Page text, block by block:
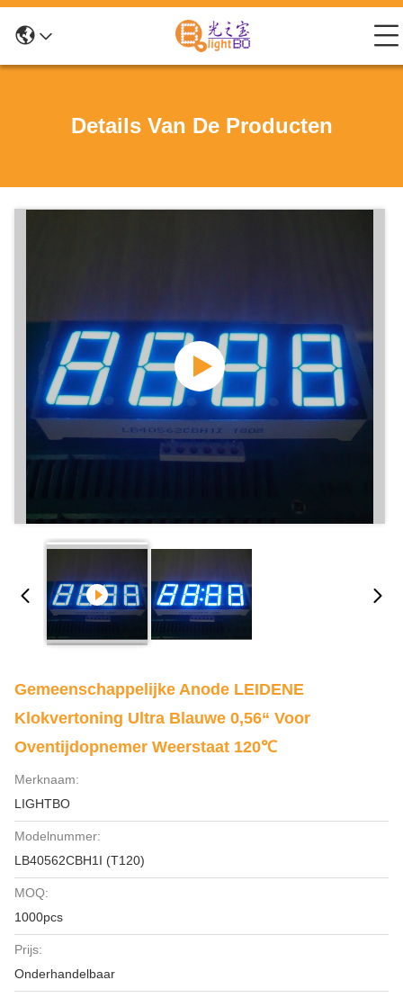
Details Van De Producten
Gemeenschappelijke Anode LEIDENE
Klokvertoning Ultra Blauwe 0,56“ Voor
Oventijdopnemer Weerstaat 120℃
Merknaam:
LIGHTBO
Modelnummer:
LB40562CBH1I (T120)
MOQ:
1000pcs
Prijs:
Onderhandelbaar